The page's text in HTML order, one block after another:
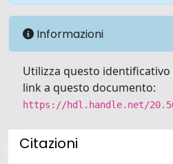
Informazioni
Utilizza questo
link a questo documento:
https://hdl.handle.net/
Citazioni